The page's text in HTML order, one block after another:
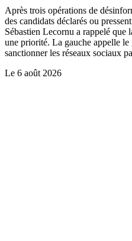
Après trois opérations de
des candidats déclarés ou
Sébastien Lecornu a rappelé que
une priorité. La gauche appelle
sanctionner les réseaux sociaux
Le 6 août 2026